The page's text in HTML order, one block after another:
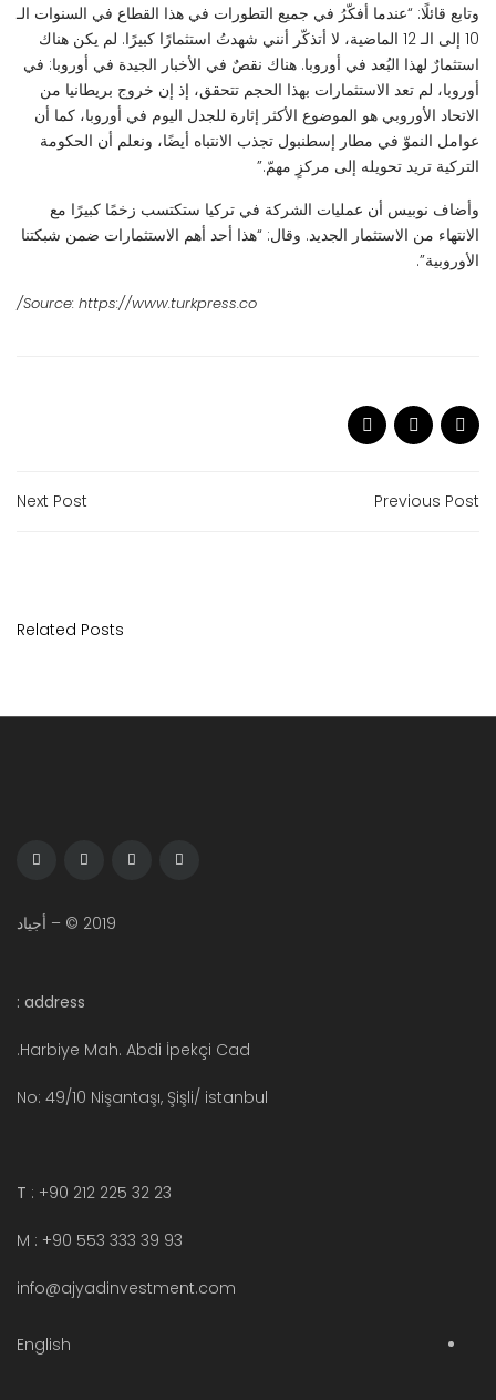
وتابع قائلًا: “عندما أفكّرُ في جميع التطورات في هذا القطاع في السنوات الـ
10 إلى الـ 12 الماضية، لا أتذكّر أنني شهدتُ استثمارًا كبيرًا. لم يكن هناك
استثمارٌ لهذا البُعد في أوروبا. هناك نقصٌ في الأخبار الجيدة في أوروبا: في
أوروبا، لم تعد الاستثمارات بهذا الحجم تتحقق، إذ إن خروج بريطانيا من
الاتحاد الأوروبي هو الموضوع الأكثر إثارة للجدل اليوم في أوروبا، كما أن
عوامل النموّ في مطار إسطنبول تجذب الانتباه أيضًا، ونعلم أن الحكومة
التركية تريد تحويله إلى مركزٍ مهمّ.”
وأضاف نوبيس أن عمليات الشركة في تركيا ستكتسب زخمًا كبيرًا مع
الانتهاء من الاستثمار الجديد. وقال: “هذا أحد أهم الاستثمارات ضمن شبكتنا
الأوروبية”.
Source: https://www.turkpress.co/
Previous Post
Next Post
Related Posts
2019 © – أجياد
address :
Harbiye Mah. Abdi İpekçi Cad.
No: 49/10 Nişantaşı, Şişli/ istanbul
T : +90 212 225 32 23
M : +90 553 333 39 93
info@ajyadinvestment.com
English